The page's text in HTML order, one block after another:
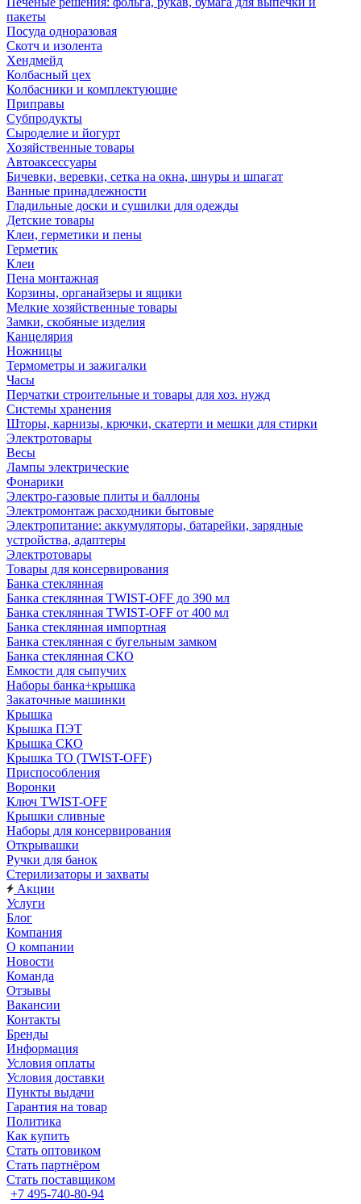
пакеты
Посуда одноразовая
Скотч и изолента
Хендмейд
Колбасный цех
Колбасники и комплектующие
Приправы
Субпродукты
Сыроделие и йогурт
Хозяйственные товары
Автоаксессуары
Бичевки, веревки, сетка на окна, шнуры и шпагат
Ванные принадлежности
Гладильные доски и сушилки для одежды
Детские товары
Клеи, герметики и пены
Герметик
Клеи
Пена монтажная
Корзины, органайзеры и ящики
Мелкие хозяйственные товары
Замки, скобяные изделия
Канцелярия
Ножницы
Термометры и зажигалки
Часы
Перчатки строительные и товары для хоз. нужд
Системы хранения
Шторы, карнизы, крючки, скатерти и мешки для стирки
Электротовары
Весы
Лампы электрические
Фонарики
Электро-газовые плиты и баллоны
Электромонтаж расходники бытовые
Электропитание: аккумуляторы, батарейки, зарядные
устройства, адаптеры
Электротовары
Товары для консервирования
Банка стеклянная
Банка стеклянная TWIST-OFF до 390 мл
Банка стеклянная TWIST-OFF от 400 мл
Банка стеклянная импортная
Банка стеклянная с бугельным замком
Банка стеклянная СКО
Емкости для сыпучих
Наборы банка+крышка
Закаточные машинки
Крышка
Крышка ПЭТ
Крышка СКО
Крышка ТО (TWIST-OFF)
Приспособления
Воронки
Ключ TWIST-OFF
Крышки сливные
Наборы для консервирования
Открывашки
Ручки для банок
Стерилизаторы и захваты
Акции
Услуги
Блог
Компания
О компании
Новости
Команда
Отзывы
Вакансии
Контакты
Бренды
Информация
Условия оплаты
Условия доставки
Пункты выдачи
Гарантия на товар
Политика
Как купить
Стать оптовиком
Стать партнёром
Стать поставщиком
+7 495-740-80-94